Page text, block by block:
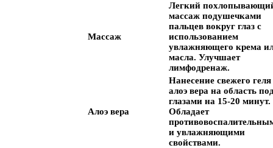
Массаж
Легкий
массаж подушечками
пальцев вокруг глаз с
использованием
увлажняющего крема
масла. Улучшает
лимфодренаж.
Алоэ вера
Нанесение свежего геля
алоэ вера на область
глазами на 15-20 минут.
Обладает
и увлажняющими
свойствами.